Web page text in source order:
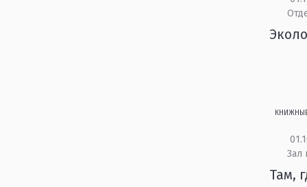
Зал
Там,